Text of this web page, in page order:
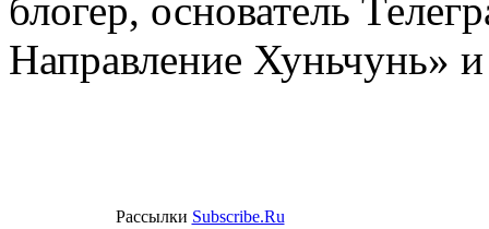
блогер, основатель
Направление Хуньчунь»
Рассылки Subscribe.Ru